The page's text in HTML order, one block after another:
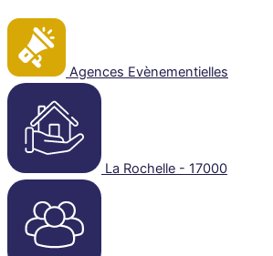
Agences Evènementielles
La Rochelle - 17000